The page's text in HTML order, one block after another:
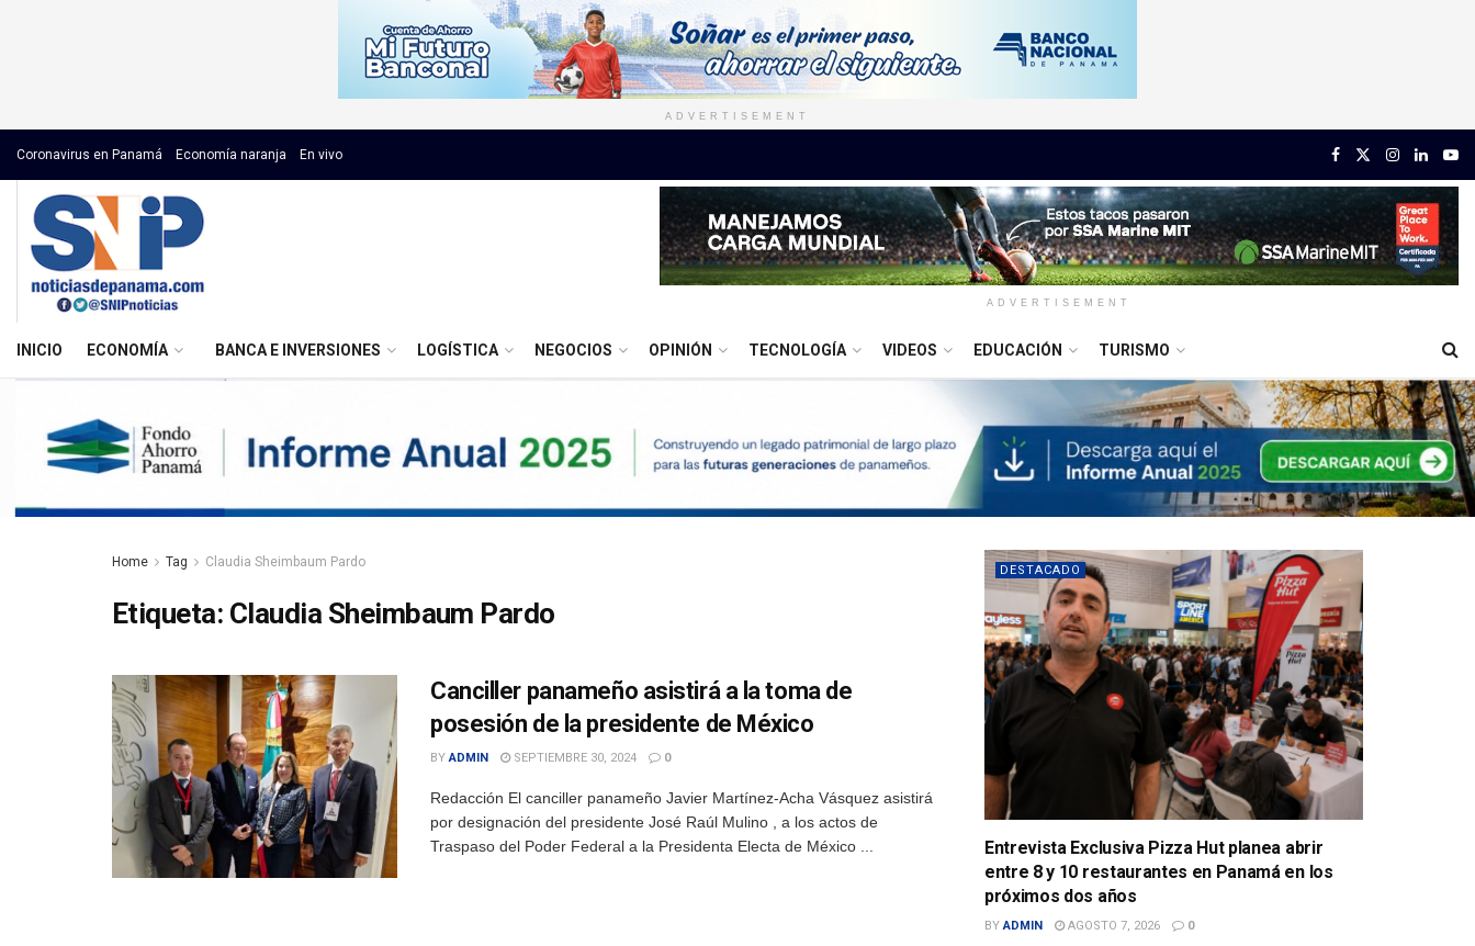
ADVERTISEMENT
Coronavirus en Panamá Economía naranja En vivo
ADVERTISEMENT
INICIO ECONOMÍA BANCA E INVERSIONES LOGÍSTICA NEGOCIOS OPINIÓN TECNOLOGÍA VIDEOS EDUCACIÓN TURISMO
Home Tag Claudia Sheimbaum Pardo
Etiqueta: Claudia Sheimbaum Pardo
Canciller panameño asistirá a la toma de
posesión de la presidente de México
BY ADMIN SEPTIEMBRE 30, 2024 0
Redacción El canciller panameño Javier Martínez-Acha Vásquez asistirá
por designación del presidente José Raúl Mulino , a los actos de
Traspaso del Poder Federal a la Presidenta Electa de México ...
DESTACADO
Entrevista Exclusiva Pizza Hut planea abrir
entre 8 y 10 restaurantes en Panamá en los
próximos dos años
BY ADMIN AGOSTO 7, 2026 0